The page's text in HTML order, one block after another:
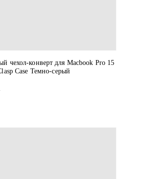
чехол-конверт для Macbook Pro 15
Case Темно-серый